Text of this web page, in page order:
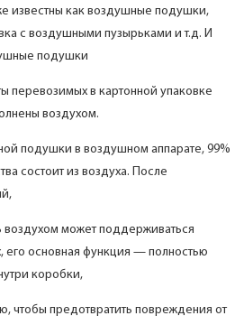
известны как воздушные подушки,
с воздушными пузырьками и т.д. И
подушки
перевозимых в картонной упаковке
воздухом.
подушки в воздушном аппарате, 99%
состоит из воздуха. После
воздухом может поддерживаться
его основная функция — полностью
коробки,
чтобы предотвратить повреждения от